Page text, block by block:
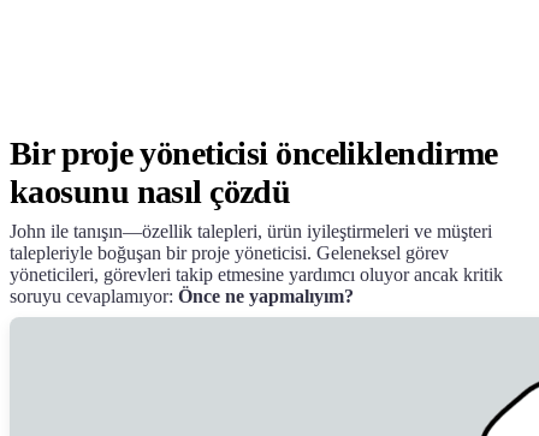
Bir proje yöneticisi önceliklendirme
kaosunu nasıl çözdü
John ile tanışın—özellik talepleri, ürün iyileştirmeleri ve müşteri
talepleriyle boğuşan bir proje yöneticisi. Geleneksel görev
yöneticileri, görevleri takip etmesine yardımcı oluyor ancak kritik
soruyu cevaplamıyor: Önce ne yapmalıyım?